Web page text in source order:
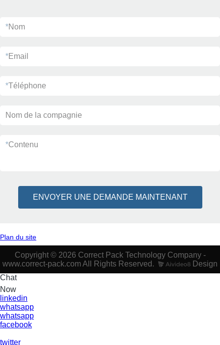
*Nom
*Email
*Téléphone
Nom de la compagnie
*Contenu
ENVOYER UNE DEMANDE MAINTENANT
Plan du site
Copyright © 2026 Correct Pack Technology Company -
www.correct-pack.com All Rights Reserved.
Design
Chat
Now
linkedin
whatsapp
whatsapp
facebook
twitter